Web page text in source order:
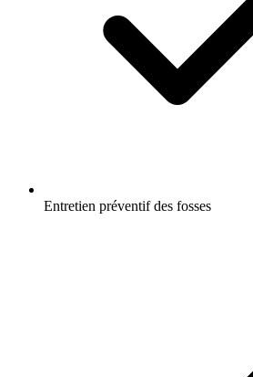
Entretien préventif des fosses